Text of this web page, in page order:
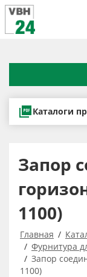
Каталоги
Запор
1100)
Главная
Фурнитура
Запор
1100)